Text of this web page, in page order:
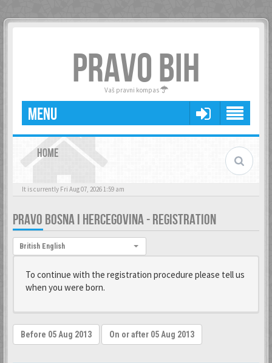
PRAVO BIH
Vaš pravni kompas
MENU
HOME
It is currently Fri Aug 07, 2026 1:59 am
PRAVO BOSNA I HERCEGOVINA - REGISTRATION
Language:
British English
To continue with the registration procedure please tell us
when you were born.